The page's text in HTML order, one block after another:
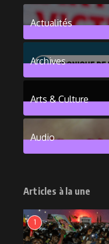
Actualités
Archives
Arts & Culture
Audio
Articles à la une
1